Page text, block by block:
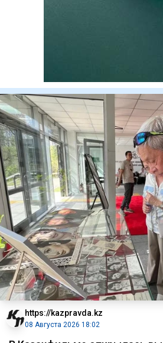
https://kazpravda.kz
08 Августа 2026 18:02